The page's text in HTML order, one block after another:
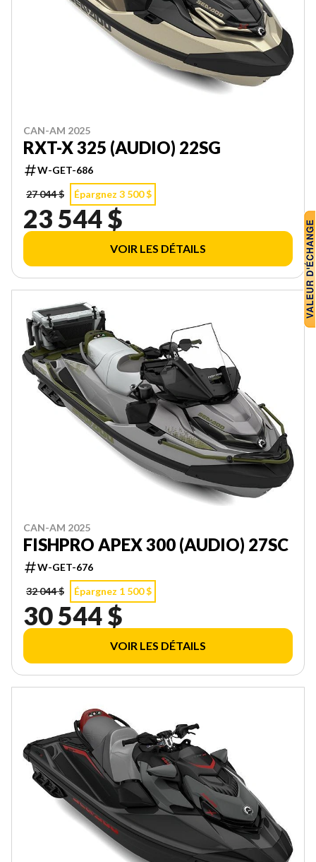
CAN-AM 2025
RXT-X 325 (AUDIO) 22SG
W-GET-686
27 044 $
Épargnez 3 500 $
23 544 $
VOIR LES DÉTAILS
CAN-AM 2025
FISHPRO APEX 300 (AUDIO) 27SC
W-GET-676
32 044 $
Épargnez 1 500 $
30 544 $
VOIR LES DÉTAILS